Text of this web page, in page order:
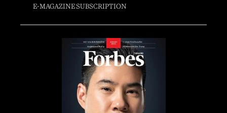
E-MAGAZINE SUBSCRIPTION